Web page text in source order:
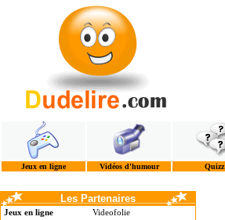
Jeux en ligne Vidéos d'humour Quizz
Les Partenaires
Jeux en ligne
Videofolie